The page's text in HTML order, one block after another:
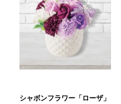
シャボンフラワー「ローザ」